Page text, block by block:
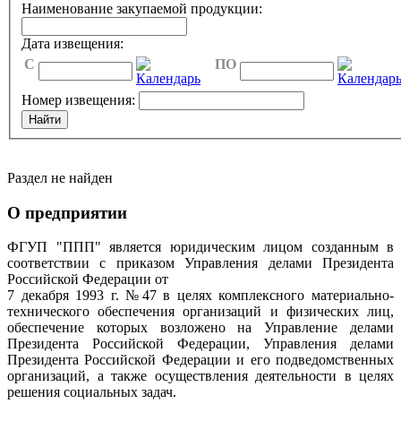
Наименование закупаемой продукции:
Дата извещения:
C
ПО
Номер извещения:
Раздел не найден
О предприятии
ФГУП "ППП" является юридическим лицом созданным в
соответствии с приказом Управления делами Президента
Российской Федерации от
7 декабря 1993 г. №47 в целях комплексного материально-
технического обеспечения организаций и физических лиц,
обеспечение которых возложено на Управление делами
Президента Российской Федерации, Управления делами
Президента Российской Федерации и его подведомственных
организаций, а также осуществления деятельности в целях
решения социальных задач.